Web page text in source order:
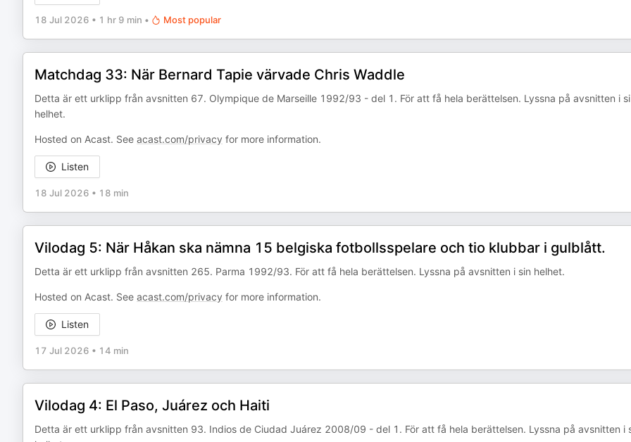
18 Jul 2026 • 1 hr 9 min • Most popular
Matchdag 33: När Bernard Tapie värvade Chris Waddle
Detta är ett urklipp från avsnitten 67. Olympique de Marseille 1992/93 - del 1. För att få hela berättelsen. Lyssna på avsnitten i
helhet.
Hosted on Acast. See acast.com/privacy for more information.
Listen
18 Jul 2026 • 18 min
Vilodag 5: När Håkan ska nämna 15 belgiska fotbollsspelare och tio klubbar i gulblått.
Detta är ett urklipp från avsnitten 265. Parma 1992/93. För att få hela berättelsen. Lyssna på avsnitten i sin helhet.
Hosted on Acast. See acast.com/privacy for more information.
Listen
17 Jul 2026 • 14 min
Vilodag 4: El Paso, Juárez och Haiti
Detta är ett urklipp från avsnitten 93. Indios de Ciudad Juárez 2008/09 - del 1. För att få hela berättelsen. Lyssna på avsnitten i